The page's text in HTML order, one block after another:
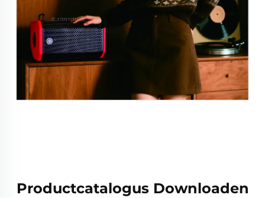
Productcatalogus Downloaden